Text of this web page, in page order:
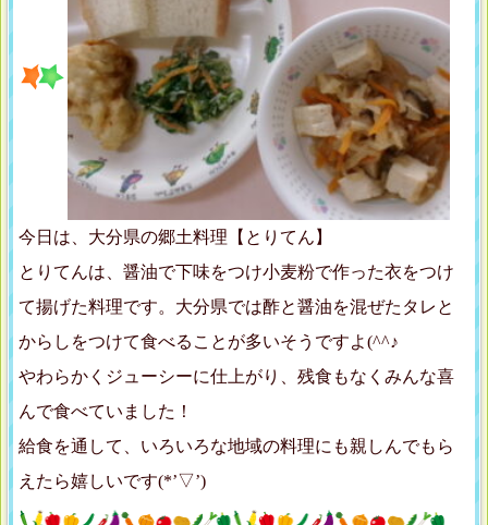
今日は、大分県の郷土料理【とりてん】
とりてんは、醤油で下味をつけ小麦粉で作った衣をつけ
て揚げた料理です。大分県では酢と醤油を混ぜたタレと
からしをつけて食べることが多いそうですよ(^^♪
やわらかくジューシーに仕上がり、残食もなくみんな喜
んで食べていました！
給食を通して、いろいろな地域の料理にも親しんでもら
えたら嬉しいです(*’▽’)